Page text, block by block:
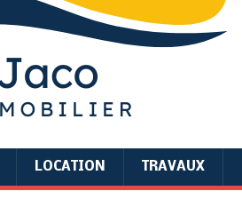
LOCATION TRAVAUX